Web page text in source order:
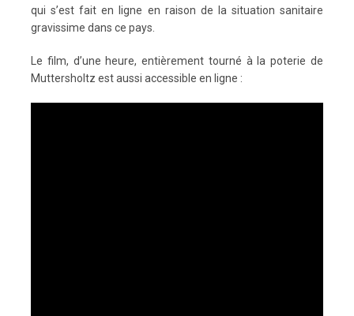
qui s’est fait en ligne en raison de la situation sanitaire
gravissime dans ce pays.
Le film, d’une heure, entièrement tourné à la poterie de
Muttersholtz est aussi accessible en ligne :